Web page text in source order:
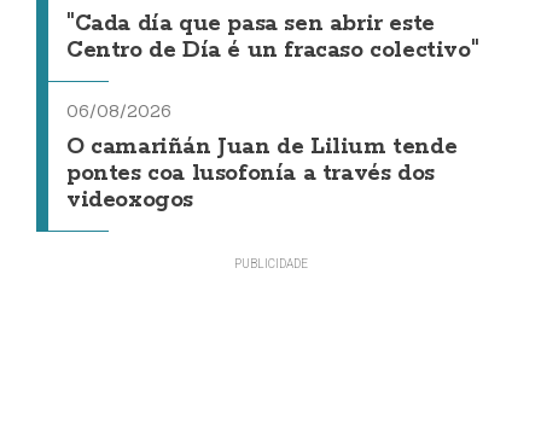
"Cada día que pasa sen abrir este
Centro de Día é un fracaso colectivo"
06/08/2026
O camariñán Juan de Lilium tende
pontes coa lusofonía a través dos
videoxogos